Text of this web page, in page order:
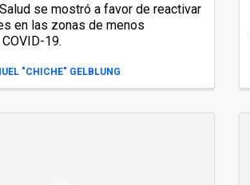
se mostró a favor de reactivar
en las zonas de menos
19.
"CHICHE" GELBLUNG